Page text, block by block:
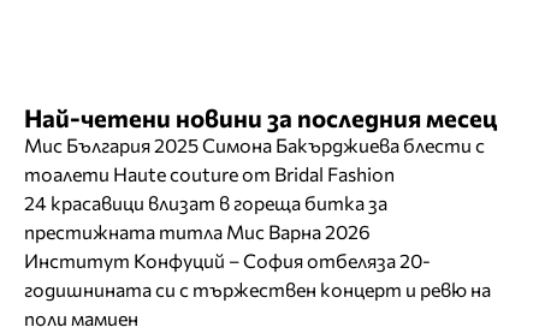
Най-четени новини за последния месец
Мис България 2025 Симона Бакърджиева блести с
тоалети Haute couture от Bridal Fashion
24 красавици влизат в гореща битка за
престижната титла Мис Варна 2026
Институт Конфуций – София отбеляза 20-
годишнината си с тържествен концерт и ревю на
поли мамиен